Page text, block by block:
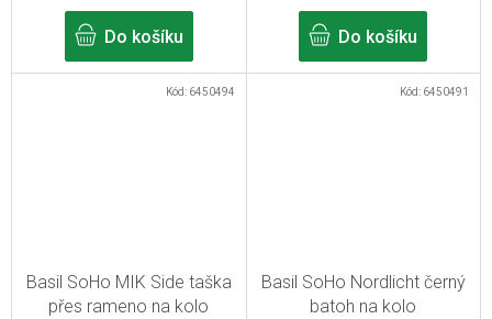
Do košíku Do košíku
Basil SoHo MIK Side taška
přes rameno na kolo
Kód: 6450494
Basil SoHo Nordlicht černý
batoh na kolo
Kód: 6450491